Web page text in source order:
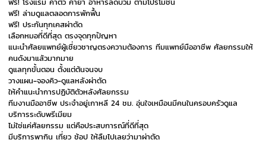
ฟรี! ล่ามดูแลตลอดการพักฟื้น
ฟรี! ประกันทุกเคสผ่าตัด
เลือกหมอที่ดีที่สุด ตรงจุดทุกปัญหา
แนะนำศัลยแพทย์ผู้เชี่ยวชาญตรงความต้องการ ทีมแพทย์มืออาชีพ ศัลยกรรมให้
คนดังมาแล้วมากมาย
ดูแลทุกขั้นตอน ตั้งแต่ต้นจนจบ
วางแผน-จองคิว-ดูแลหลังผ่าตัด
ให้คำแนะนำการปฏิบัติตัวหลังศัลยกรรม
ทีมงานมืออาชีพ ประจำอยู่เกาหลี 24 ชม. อุ่นใจเหมือนมีคนในครอบครัวดูแล
บริการระดับพรีเมียม
ไม่ใช่แค่ศัลยกรรม แต่คือประสบการณ์ที่ดีที่สุด
มีบริการพากิน เที่ยว ช้อป ให้ลืมไปเลยว่ามาผ่าตัด